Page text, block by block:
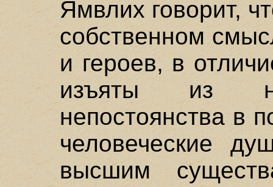
Ямвлих говорит,
собственном
и героев, в
изъяты из
непостоянства в
человеческие
высшим